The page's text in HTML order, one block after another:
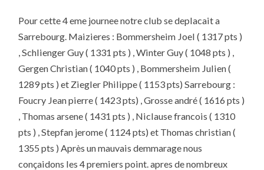
:
EME
Pour cette 4 eme journee notre club se deplacait a
Sarrebourg. Maizieres : Bommersheim Joel ( 1317 pts )
, Schlienger Guy ( 1331 pts ) , Winter Guy ( 1048 pts ) ,
Gergen Christian ( 1040 pts ) , Bommersheim Julien (
1289 pts ) et Ziegler Philippe ( 1153 pts) Sarrebourg :
Foucry Jean pierre ( 1423 pts) , Grosse andré ( 1616 pts )
, Thomas arsene ( 1431 pts ) , Niclause francois ( 1310
pts ) , Stepfan jerome ( 1124 pts) et Thomas christian (
1355 pts ) Après un mauvais demmarage nous
conçaidons les 4 premiers point. apres de nombreux